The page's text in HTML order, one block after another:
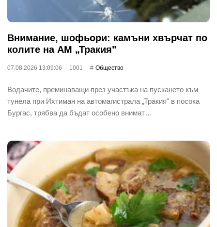
Внимание, шофьори: камъни хвърчат по
колите на АМ „Тракия"
07.08.2026 13:09:06 1001 Общество
Водачите, преминаващи през участъка на пускането към
тунела при Ихтиман на автомагистрала „Тракия" в посока
Бургас, трябва да бъдат особено внимат…